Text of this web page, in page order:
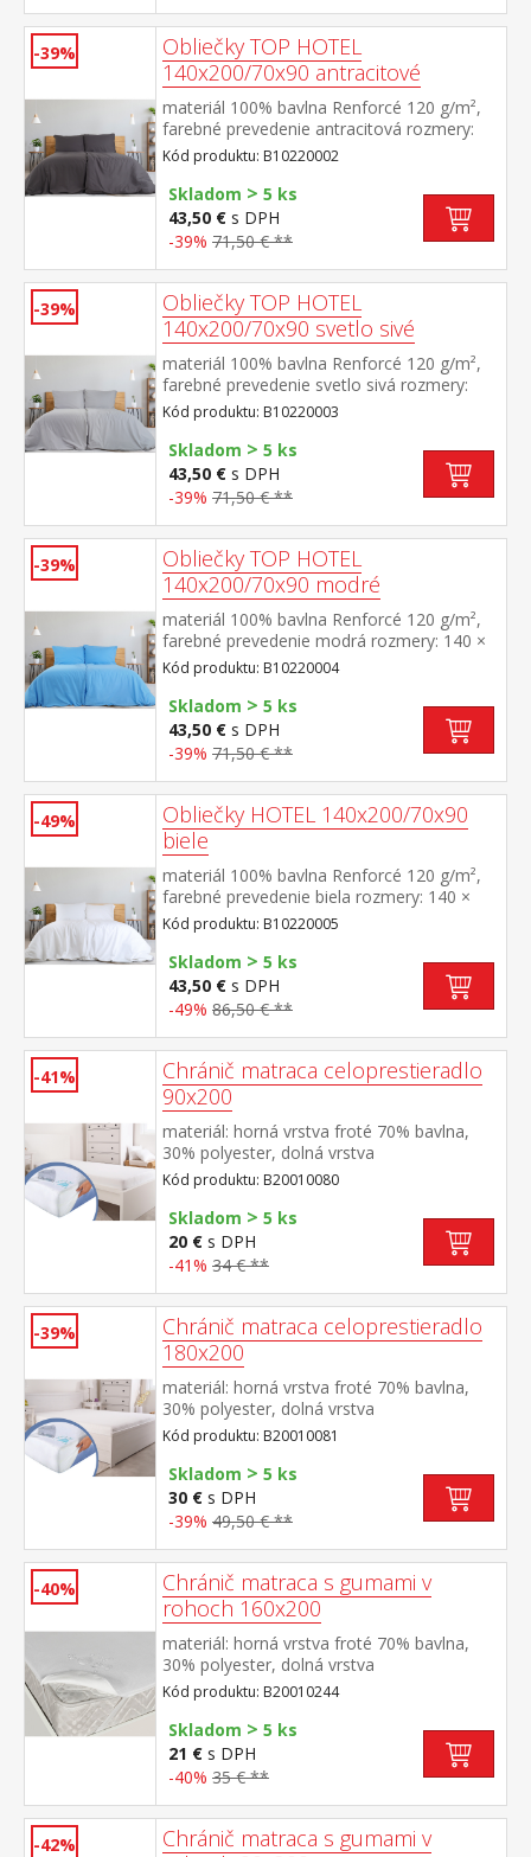
-39%
Obliečky TOP HOTEL
140x200/70x90 antracitové
materiál 100% bavlna Renforcé 120 g/m²,
farebné prevedenie antracitová rozmery:
140 × 200 cm + 70 × 90 cm pevné, odolné,
stálofarebné, nezrážavá úprava, hotelový
uzáver prateľné do 60 °C
Kód produktu: B10220002
Skladom > 5 ks
43,50 € s DPH
-39% 71,50 € **
-39%
Obliečky TOP HOTEL
140x200/70x90 svetlo sivé
materiál 100% bavlna Renforcé 120 g/m²,
farebné prevedenie svetlo sivá rozmery:
140 × 200 cm + 70 × 90 cm pevné, odolné,
stálofarebné, nezrážavá úprava, hotelový
uzáver prateľné do 60 °C
Kód produktu: B10220003
Skladom > 5 ks
43,50 € s DPH
-39% 71,50 € **
-39%
Obliečky TOP HOTEL
140x200/70x90 modré
materiál 100% bavlna Renforcé 120 g/m²,
farebné prevedenie modrá rozmery: 140 ×
200 cm + 70 × 90 cm pevné, odolné,
stálofarebné, nezrážavá úprava, hotelový
uzáver prateľné do 60 °C
Kód produktu: B10220004
Skladom > 5 ks
43,50 € s DPH
-39% 71,50 € **
-49%
Obliečky HOTEL 140x200/70x90
biele
materiál 100% bavlna Renforcé 120 g/m²,
farebné prevedenie biela rozmery: 140 ×
200 cm + 70 × 90 cm pevné, odolné,
stálofarebné, nezrážavá úprava, hotelový
uzáver prateľné do 60 °C
Kód produktu: B10220005
Skladom > 5 ks
43,50 € s DPH
-49% 86,50 € **
-41%
Chránič matraca celoprestieradlo
90x200
materiál: horná vrstva froté 70% bavlna,
30% polyester, dolná vrstva
polyuretán farebné prevedenie biela obšité
gumou, prateľné do 60 °C
Kód produktu: B20010080
Skladom > 5 ks
20 € s DPH
-41% 34 € **
-39%
Chránič matraca celoprestieradlo
180x200
materiál: horná vrstva froté 70% bavlna,
30% polyester, dolná vrstva
polyuretán farebné prevedenie biela obšité
gumou, prateľné do 60 °C
Kód produktu: B20010081
Skladom > 5 ks
30 € s DPH
-39% 49,50 € **
-40%
Chránič matraca s gumami v
rohoch 160x200
materiál: horná vrstva froté 70% bavlna,
30% polyester, dolná vrstva
polyuretán farebné prevedenie biela v
rohoch všité gumy, prateľné do 60 °C
Kód produktu: B20010244
Skladom > 5 ks
21 € s DPH
-40% 35 € **
-42%
Chránič matraca s gumami v